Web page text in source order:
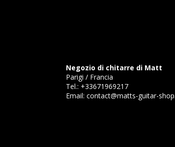
Negozio di chitarre di Matt
Parigi / Francia
Tel.: +33671969217
Email:contact@matts-guitar-